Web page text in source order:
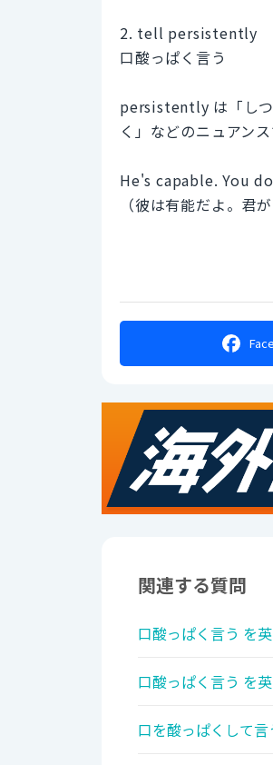
2. tell persistently
口酸っぱく言う
persistently は「しつ
く」などのニュアンス
He's capable. You
（彼は有能だよ。君
関連する質問
口酸っぱく言う を
口酸っぱく言う を
口を酸っぱくして